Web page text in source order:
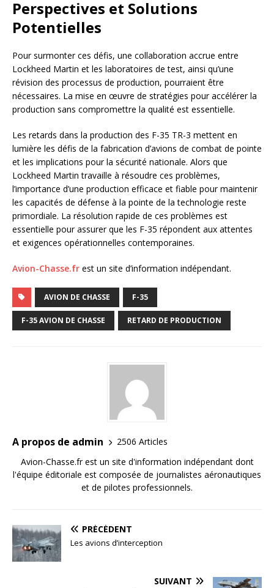
Perspectives et Solutions
Potentielles
Pour surmonter ces défis, une collaboration accrue entre
Lockheed Martin et les laboratoires de test, ainsi qu’une
révision des processus de production, pourraient être
nécessaires. La mise en œuvre de stratégies pour accélérer la
production sans compromettre la qualité est essentielle.
Les retards dans la production des F-35 TR-3 mettent en
lumière les défis de la fabrication d’avions de combat de pointe
et les implications pour la sécurité nationale. Alors que
Lockheed Martin travaille à résoudre ces problèmes,
l’importance d’une production efficace et fiable pour maintenir
les capacités de défense à la pointe de la technologie reste
primordiale. La résolution rapide de ces problèmes est
essentielle pour assurer que les F-35 répondent aux attentes
et exigences opérationnelles contemporaines.
Avion-Chasse.fr est un site d’information indépendant.
AVION DE CHASSE F-35
F-35 AVION DE CHASSE RETARD DE PRODUCTION
A propos de admin
2506 Articles
Avion-Chasse.fr est un site d'information indépendant dont
l'équipe éditoriale est composée de journalistes aéronautiques
et de pilotes professionnels.
PRÉCÉDENT
Les avions d’interception
SUIVANT